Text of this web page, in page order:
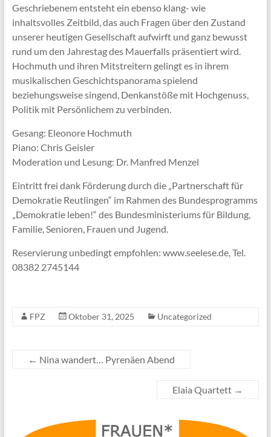
Geschriebenem entsteht ein ebenso klang- wie
inhaltsvolles Zeitbild, das auch Fragen über den Zustand
unserer heutigen Gesellschaft aufwirft und ganz bewusst
rund um den Jahrestag des Mauerfalls präsentiert wird.
Hochmuth und ihren Mitstreitern gelingt es in ihrem
musikalischen Geschichtspanorama spielend
beziehungsweise singend, Denkanstöße mit Hochgenuss,
Politik mit Persönlichem zu verbinden.
Gesang: Eleonore Hochmuth
Piano: Chris Geisler
Moderation und Lesung: Dr. Manfred Menzel
Eintritt frei dank Förderung durch die „Partnerschaft für
Demokratie Reutlingen“ im Rahmen des Bundesprogramms
„Demokratie leben!“ des Bundesministeriums für Bildung,
Familie, Senioren, Frauen und Jugend.
Reservierung unbedingt empfohlen: www.seelese.de, Tel.
08382 2745144
FPZ Oktober 31, 2025 Uncategorized
← Nina wandert… Pyrenäen Abend
Elaia Quartett →